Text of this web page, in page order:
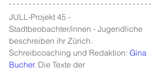
JULL-Projekt 45 -
Stadtbeobachter/innen - Jugendliche
beschreiben ihr Zürich.
Schreibcoaching und Redaktion: Gina
Bucher. Die Texte der